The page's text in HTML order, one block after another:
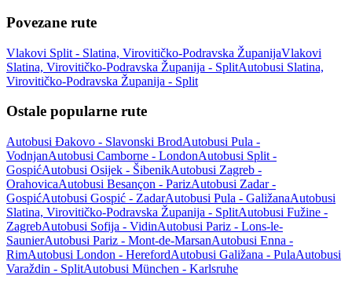
Povezane rute
Vlakovi Split - Slatina, Virovitičko-Podravska ŽupanijaVlakovi
Slatina, Virovitičko-Podravska Županija - SplitAutobusi Slatina,
Virovitičko-Podravska Županija - Split
Ostale popularne rute
Autobusi Đakovo - Slavonski BrodAutobusi Pula -
VodnjanAutobusi Camborne - LondonAutobusi Split -
GospićAutobusi Osijek - ŠibenikAutobusi Zagreb -
OrahovicaAutobusi Besançon - ParizAutobusi Zadar -
GospićAutobusi Gospić - ZadarAutobusi Pula - GaližanaAutobusi
Slatina, Virovitičko-Podravska Županija - SplitAutobusi Fužine -
ZagrebAutobusi Sofija - VidinAutobusi Pariz - Lons-le-
SaunierAutobusi Pariz - Mont-de-MarsanAutobusi Enna -
RimAutobusi London - HerefordAutobusi Galižana - PulaAutobusi
Varaždin - SplitAutobusi München - Karlsruhe